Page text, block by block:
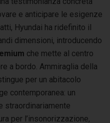
e anticipare le esigenze
Hyundai ha ridefinito il
dimensioni, introducendo
che mette al centro
a bordo. Ammiraglia della
per un abitacolo
contemporanea: un
straordinariamente
per l’insonorizzazione,